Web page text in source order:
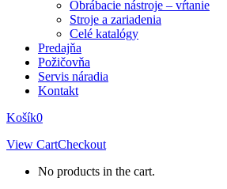
Obrábacie nástroje – vŕtanie
Stroje a zariadenia
Celé katalógy
Predajňa
Požičovňa
Servis náradia
Kontakt
Košík0
View CartCheckout
No products in the cart.